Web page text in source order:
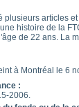
plusieurs articles
histoire de la
de 22 ans. La
à Montréal le 6
:
2006.